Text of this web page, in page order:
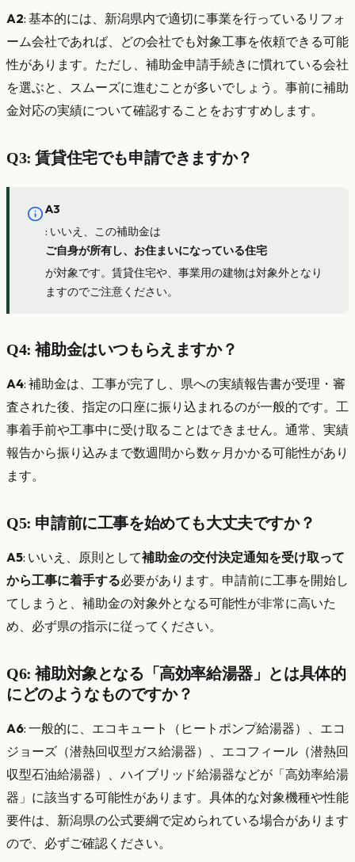
A2: 基本的には、新潟県内で適切に事業を行っているリフォ
ーム会社であれば、どの会社でも対象工事を依頼できる可能
性があります。ただし、補助金申請手続きに慣れている会社
を選ぶと、スムーズに進むことが多いでしょう。事前に補助
金対応の実績について確認することをおすすめします。
Q3: 賃貸住宅でも申請できますか？
A3
: いいえ、この補助金は
ご自身が所有し、お住まいになっている住宅
が対象です。賃貸住宅や、事業用の建物は対象外となり
ますのでご注意ください。
Q4: 補助金はいつもらえますか？
A4: 補助金は、工事が完了し、県への実績報告書が受理・審
査された後、指定の口座に振り込まれるのが一般的です。工
事着手前や工事中に受け取ることはできません。通常、実績
報告から振り込みまで数週間から数ヶ月かかる可能性があり
ます。
Q5: 申請前に工事を始めても大丈夫ですか？
A5: いいえ、原則として補助金の交付決定通知を受け取って
から工事に着手する必要があります。申請前に工事を開始し
てしまうと、補助金の対象外となる可能性が非常に高いた
め、必ず県の指示に従ってください。
Q6: 補助対象となる「高効率給湯器」とは具体的
にどのようなものですか？
A6: 一般的に、エコキュート（ヒートポンプ給湯器）、エコ
ジョーズ（潜熱回収型ガス給湯器）、エコフィール（潜熱回
収型石油給湯器）、ハイブリッド給湯器などが「高効率給湯
器」に該当する可能性があります。具体的な対象機種や性能
要件は、新潟県の公式要綱で定められている場合があります
ので、必ずご確認ください。